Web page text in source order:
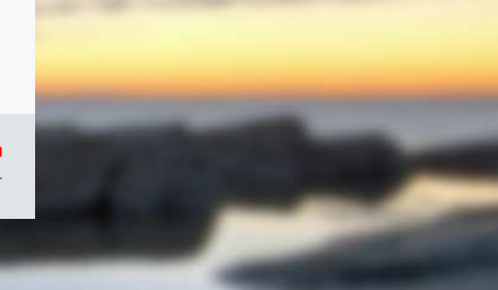
/
Symbole
gouvernement